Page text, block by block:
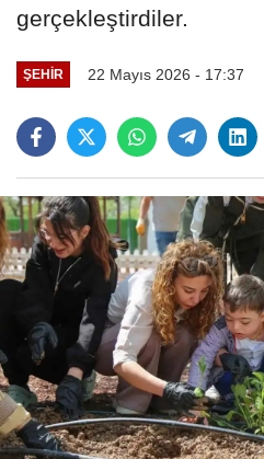
gerçekleştirdiler.
ŞEHIR 22 Mayıs 2026 - 17:37